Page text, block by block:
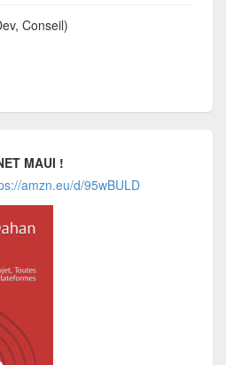
Conseil)
MAUI !
amzn.eu/d/95wBULD